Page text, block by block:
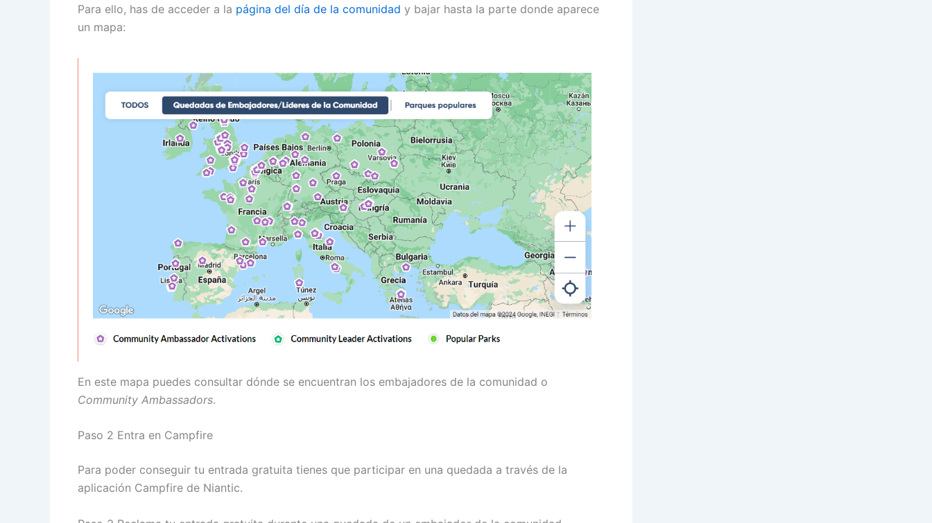
Para ello, has de acceder a la página del día de la comunidad y bajar hasta la parte donde aparece
un mapa:
En este mapa puedes consultar dónde se encuentran los embajadores de la comunidad o
Community Ambassadors.
Paso 2 Entra en Campfire
Para poder conseguir tu entrada gratuita tienes que participar en una quedada a través de la
aplicación Campfire de Niantic.